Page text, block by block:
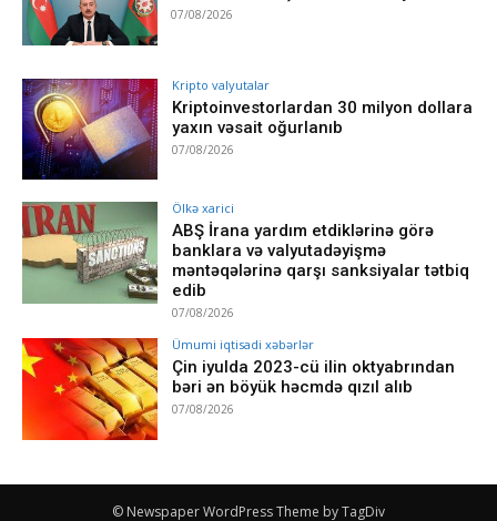
07/08/2026
Kripto valyutalar
Kriptoinvestorlardan 30 milyon dollara
yaxın vəsait oğurlanıb
07/08/2026
Ölkə xarici
ABŞ İrana yardım etdiklərinə görə
banklara və valyutadəyişmə
məntəqələrinə qarşı sanksiyalar tətbiq
edib
07/08/2026
Ümumi iqtisadi xəbərlər
Çin iyulda 2023-cü ilin oktyabrından
bəri ən böyük həcmdə qızıl alıb
07/08/2026
© Newspaper WordPress Theme by TagDiv